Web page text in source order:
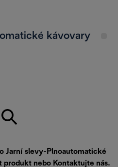
kávovary
Jarní slevy-Plnoautomatické
produkt nebo Kontaktujte nás.